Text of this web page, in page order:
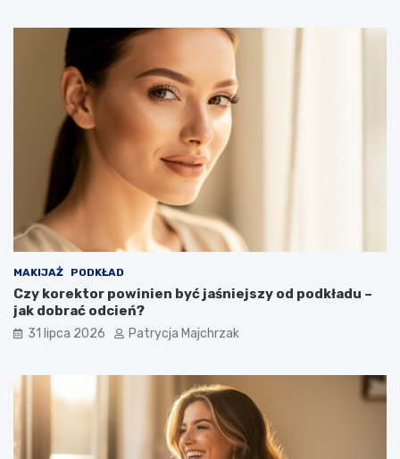
MAKIJAŻ PODKŁAD
Czy korektor powinien być jaśniejszy od podkładu –
jak dobrać odcień?
31 lipca 2026 Patrycja Majchrzak